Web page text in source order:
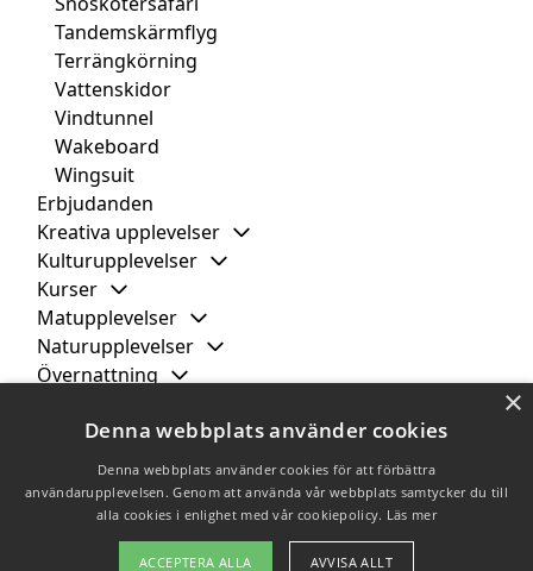
Tandemskärmflyg
Terrängkörning
Vattenskidor
Vindtunnel
Wakeboard
Wingsuit
Erbjudanden
Kreativa upplevelser
Kulturupplevelser
Kurser
Matupplevelser
Naturupplevelser
Övernattning
Spa & wellness
Copyright 2026 - Pilanto Aps
×
Denna webbplats använder cookies
Denna webbplats använder cookies för att förbättra
användarupplevelsen. Genom att använda vår webbplats samtycker du till
alla cookies i enlighet med vår cookiepolicy. Läs mer
ACCEPTERA ALLA AVVISA ALLT